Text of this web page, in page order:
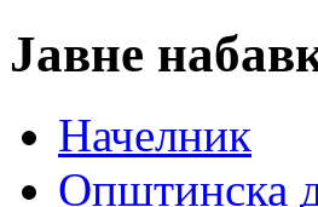
Јавне
Начелник
Општинска